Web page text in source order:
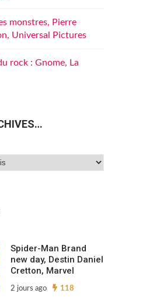
monstres, Pierre
Universal Pictures
rock : Gnome, La
Spider-Man Brand
new day, Destin Daniel
Cretton, Marvel
2 jours ago 118